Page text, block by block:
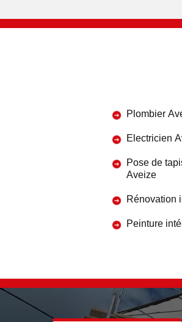
Plombier
Electricien
Pose de
Aveize
Rénovation
Peinture